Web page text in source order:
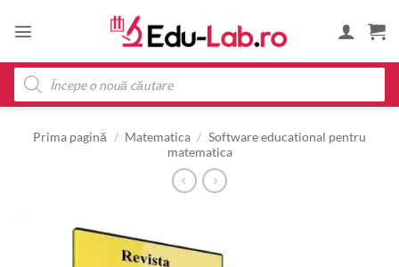
Products
search
Prima pagină / Matematica / Software educational pentru
matematica